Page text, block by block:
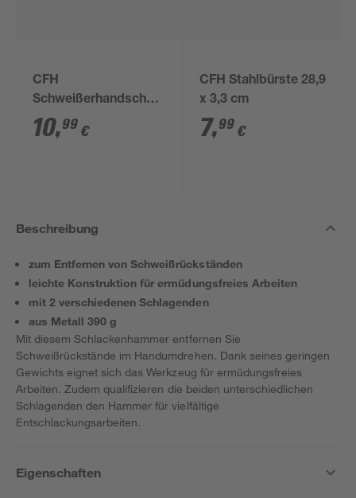
CFH
Schweißerhandschuhe
Gr.10 EN388/407
10,99 €
CFH Stahlbürste 28,9
x 3,3 cm
7,99 €
Beschreibung
zum Entfernen von Schweißrückständen
leichte Konstruktion für ermüdungsfreies Arbeiten
mit 2 verschiedenen Schlagenden
aus Metall 390 g
Mit diesem Schlackenhammer entfernen Sie
Schweißrückstände im Handumdrehen. Dank seines geringen
Gewichts eignet sich das Werkzeug für ermüdungsfreies
Arbeiten. Zudem qualifizieren die beiden unterschiedlichen
Schlagenden den Hammer für vielfältige
Entschlackungsarbeiten.
Eigenschaften